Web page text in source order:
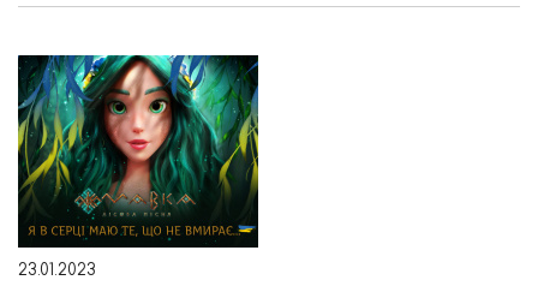
23.01.2023